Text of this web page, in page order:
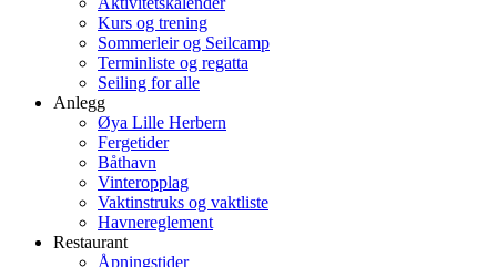
Kurs og trening
Sommerleir og Seilcamp
Terminliste og regatta
Seiling for alle
Anlegg
Øya Lille Herbern
Fergetider
Båthavn
Vinteropplag
Vaktinstruks og vaktliste
Havnereglement
Restaurant
Åpningstider